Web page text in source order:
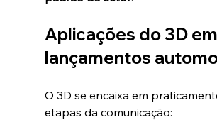
Aplicações do 3D em
lançamentos
O 3D se encaixa em
etapas da comunicação: